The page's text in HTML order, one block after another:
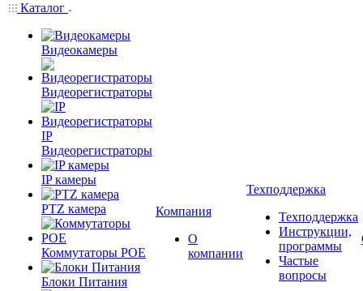
Каталог
Видеокамеры
Видеорегистраторы
IP
Видеорегистраторы
IP камеры
PTZ камера
Коммутаторы POE
Блоки Питания
Компания
О
компании
Техподдержка
Техподдержка
Инструкции,
программы
Частые
вопросы